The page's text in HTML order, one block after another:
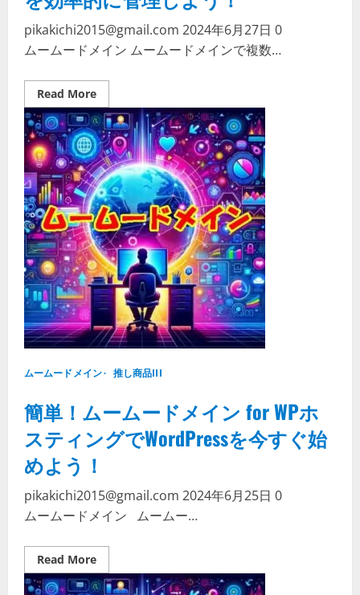
法
pikakichi2015@gmail.com 2024年6月27日 0
ムームードメイン ムームードメインで複数…
Read MoreRead
more
about
ム
ー
ム
ー
ド
メ
イ
ン
で
複
数
ド
メ
イ
ン
を
効
的
に
管
し
ムームードメイン 推し商品III
簡単！ムームードメイン for WPホ
スティングでWordPressを今すぐ始
めよう！
pikakichi2015@gmail.com 2024年6月25日 0
ムームードメイン ムームー…
Read MoreRead
more
about
簡